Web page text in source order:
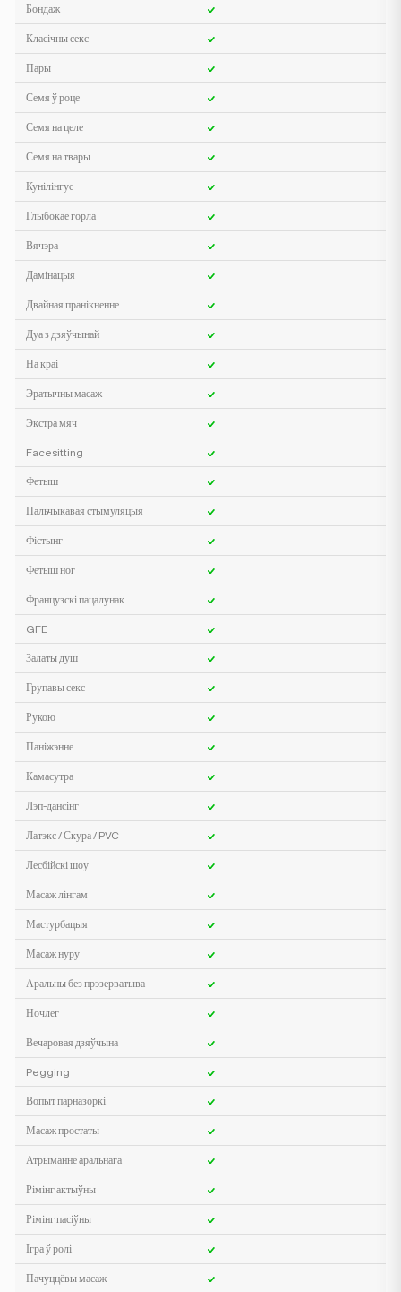
Бондаж
Класічны секс
Пары
Семя ў роце
Семя на целе
Семя на твары
Кунілінгус
Глыбокае горла
Вячэра
Дамінацыя
Двайная пранікненне
Дуа з дзяўчынай
На краі
Эратычны масаж
Экстра мяч
Facesitting
Фетыш
Пальчыкавая стымуляцыя
Фістынг
Фетыш ног
Французскі пацалунак
GFE
Залаты душ
Групавы секс
Рукою
Паніжэнне
Камасутра
Лэп-дансінг
Латэкс / Скура / PVC
Лесбійскі шоу
Масаж лінгам
Мастурбацыя
Масаж нуру
Аральны без прэзерватыва
Ночлег
Вечаровая дзяўчына
Pegging
Вопыт парназоркі
Масаж простаты
Атрыманне аральнага
Рімінг актыўны
Рімінг пасіўны
Ігра ў ролі
Пачуццёвы масаж